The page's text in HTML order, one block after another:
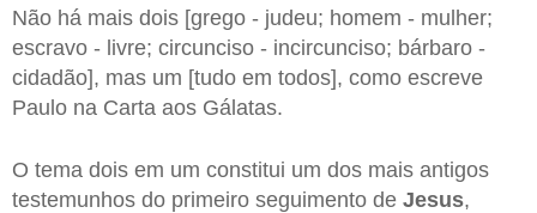
Não há mais dois [grego - judeu; homem - mulher;
escravo - livre; circunciso - incircunciso; bárbaro -
cidadão], mas um [tudo em todos], como escreve
Paulo na Carta aos Gálatas.
O tema dois em um constitui um dos mais antigos
testemunhos do primeiro seguimento de Jesus,